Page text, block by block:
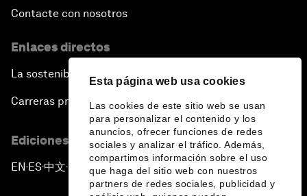
Esta página web usa cookies
Las cookies de este sitio web se usan
para personalizar el contenido y los
anuncios, ofrecer funciones de redes
sociales y analizar el tráfico. Además,
compartimos información sobre el uso
que haga del sitio web con nuestros
partners de redes sociales, publicidad y
Contacte con nosotros
Enlaces directos
La sostenibilidad en el Foro
Carreras profesionales
Ediciones en otros idiomas
EN ▪ ES▪中文▪ 日本語